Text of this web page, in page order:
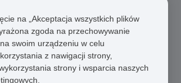
Ilube
Acetylocysteina
na „Akceptacja wszystkich plików
zgoda na przechowywanie
swoim urządzeniu w celu
z nawigacji strony,
strony i wsparcia naszych